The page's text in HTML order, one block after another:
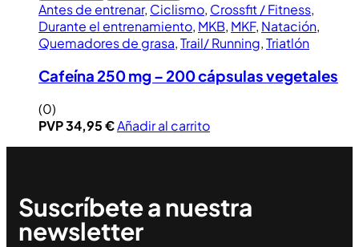
Antes de entrenar, Ciclismo, Crossfit / Fitness,
Durante el entrenamiento, MKB, MKF, Natación,
Quemadores de grasa,Trail/ Running,Triatlón
Cafeína 250 mg – 200 cápsulas vegetales
(0)
PVP34,95€Añadir al carrito
Suscríbete a nuestra
newsletter